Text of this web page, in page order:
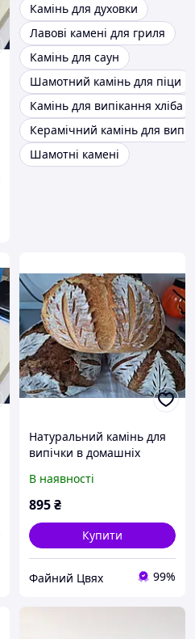
Камінь для духовки
Лавові камені для гриля
Камінь для саун
Шамотний камінь для піци
Камінь для випікання хліба
Керамічний камінь для
Шамотні камені
Натуральний камінь для
випічки в домашніх
В наявності
895₴
Купити
Файний Цвях 99%